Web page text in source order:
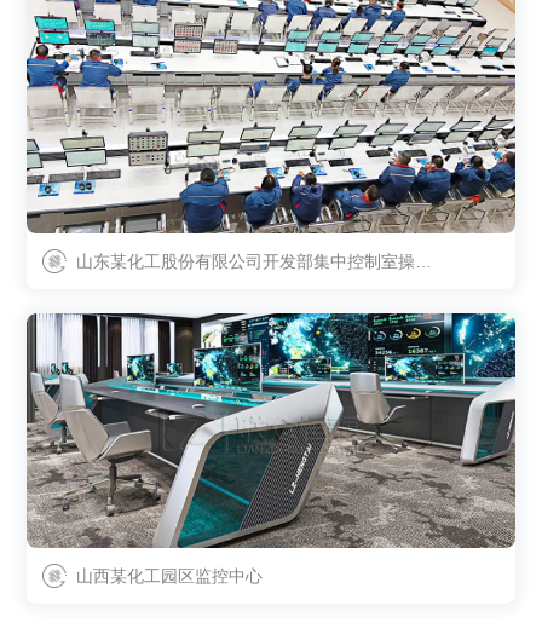
山东某化工股份有限公司开发部集中控制室操作
山西某化工园区监控中心